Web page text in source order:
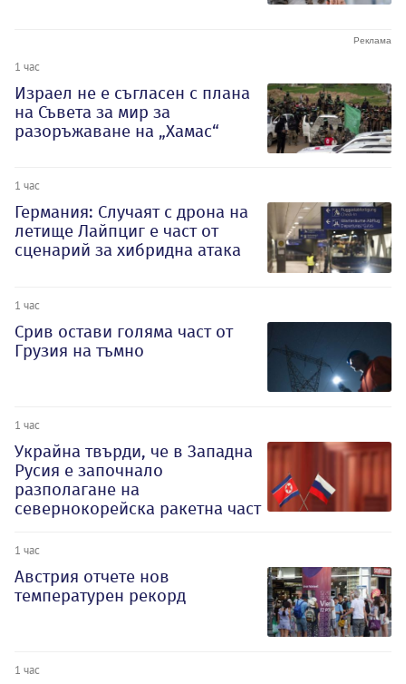
1 час
Израел не е съгласен с плана
на Съвета за мир за
разоръжаване на „Хамас“
1 час
Германия: Случаят с дрона на
летище Лайпциг е част от
сценарий за хибридна атака
1 час
Срив остави голяма част от
Грузия на тъмно
1 час
Украйна твърди, че в Западна
Русия е започнало
разполагане на
севернокорейска ракетна част
1 час
Австрия отчете нов
температурен рекорд
1 час